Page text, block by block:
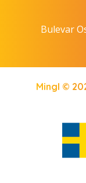
Bulevar
Mingl ©